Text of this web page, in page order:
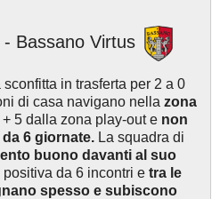
Bassano Virtus
in trasferta per 2 a 0
di casa navigano nella zona
+ 5 dalla zona play-out e non
6 giornate. La squadra di
buono davanti al suo
da 6 incontri e tra le
spesso e subiscono